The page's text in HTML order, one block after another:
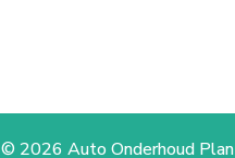
Schoorl
Soest
© 2026 Auto Onderhoud Plan